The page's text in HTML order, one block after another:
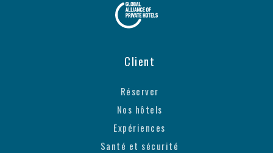
Client
Réserver
Nos hôtels
Expériences
Santé et sécurité